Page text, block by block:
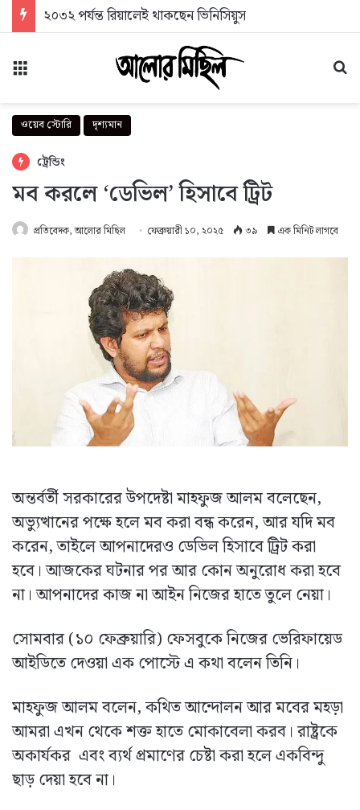
২০৩২ পর্যন্ত রিয়ালেই থাকছেন ভিনিসিয়ুস
ওয়েব স্টোরি দৃশ্যমান
ট্রেন্ডিং
মব করলে ‘ডেভিল’ হিসাবে ট্রিট
প্রতিবেদক, আলোর মিছিল ফেব্রুয়ারী ১০, ২০২৫ ৩৯ এক মিনিট লাগবে
অন্তর্বর্তী সরকারের উপদেষ্টা মাহফুজ আলম বলেছেন,
অভ্যুত্থানের পক্ষে হলে মব করা বন্ধ করেন, আর যদি মব
করেন, তাইলে আপনাদেরও ডেভিল হিসাবে ট্রিট করা
হবে। আজকের ঘটনার পর আর কোন অনুরোধ করা হবে
না। আপনাদের কাজ না আইন নিজের হাতে তুলে নেয়া।
সোমবার (১০ ফেব্রুয়ারি) ফেসবুকে নিজের ভেরিফায়েড
আইডিতে দেওয়া এক পোস্টে এ কথা বলেন তিনি।
মাহফুজ আলম বলেন, কথিত আন্দোলন আর মবের মহড়া
আমরা এখন থেকে শক্ত হাতে মোকাবেলা করব। রাষ্ট্রকে
অকার্যকর এবং ব্যর্থ প্রমাণের চেষ্টা করা হলে একবিন্দু
ছাড় দেয়া হবে না।